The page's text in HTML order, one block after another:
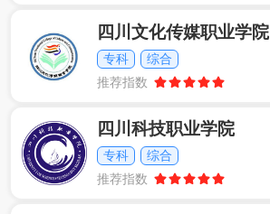
四川文化传媒职业学院
专科
综合
推荐指数
四川科技职业学院
专科
综合
推荐指数